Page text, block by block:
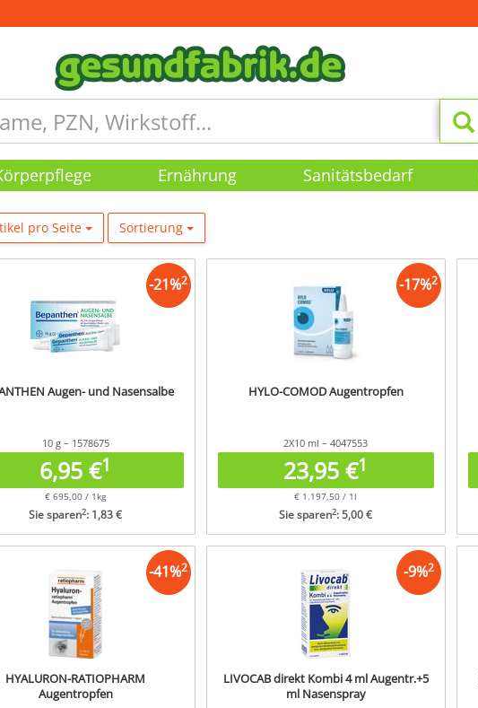
Ernährung Sanitätsbedarf
pro Seite Sortierung
Augen- und Nasensalbe
10 g – 1578675
6,95 €1
€ 695,00 / 1kg
Sie sparen2: 1,83 €
-21%2
HYLO-COMOD Augentropfen
2X10 ml – 4047553
23,95 €1
€ 1.197,50 / 1l
Sie sparen2: 5,00 €
-17%2
HYALURON-RATIOPHARM
Augentropfen
-41%2
LIVOCAB direkt Kombi 4 ml Augentr.+5
ml Nasenspray
-9%2